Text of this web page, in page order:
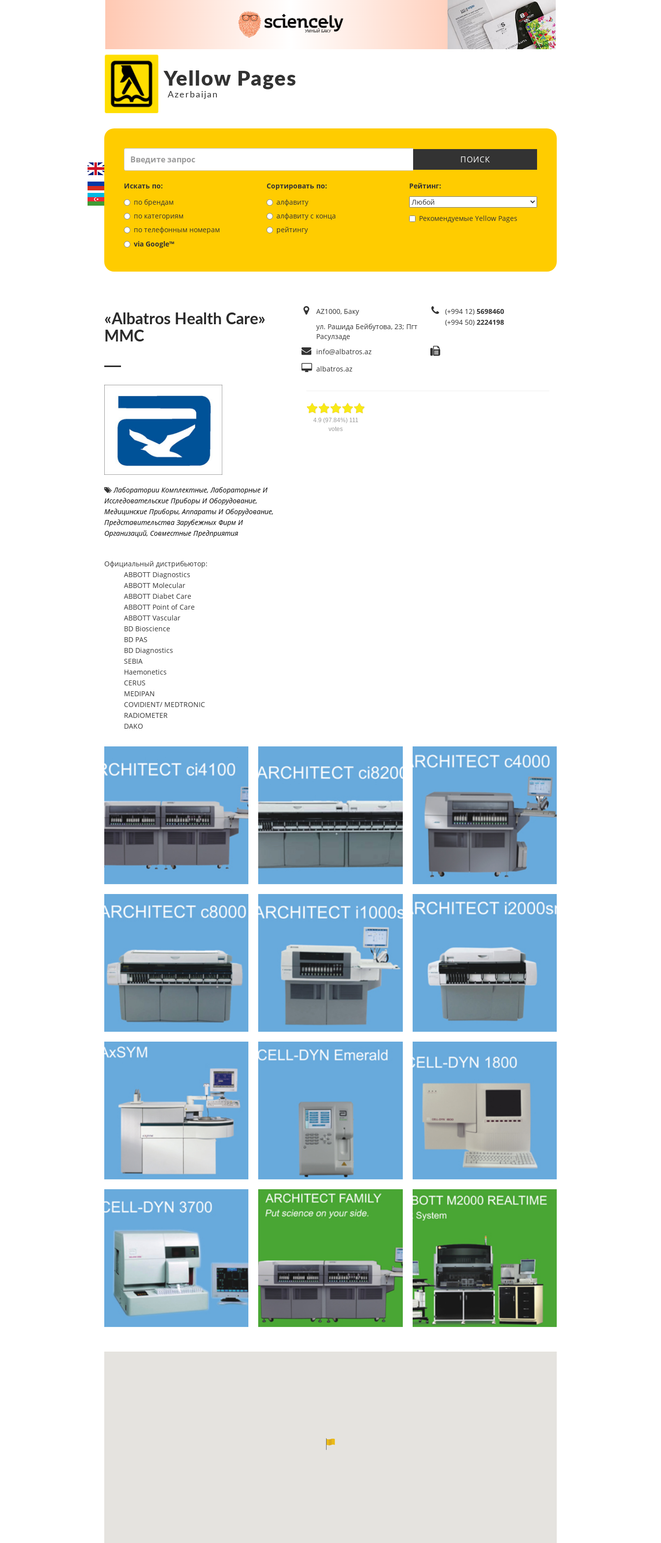
Yellow Pages
Azerbaijan
ПОИСК
Искать по:
по брендам
по категориям
по телефонным номерам
via Google™
Сортировать по:
алфавиту
aлфавиту с конца
рейтингу
Рейтинг:
Рекомендуемые Yellow Pages
«Albatros Health Care»
MMC
Лаборатории Комплектные, Лабораторные И
Исследовательские Приборы И Оборудование,
Медицинские Приборы, Аппараты И Оборудование,
Представительства Зарубежных Фирм И
Организаций, Совместные Предприятия
AZ1000, Баку
ул. Рашида Бейбутова, 23; Пгт
Расулзаде
(+994 12) 5698460
(+994 50) 2224198
info@albatros.az
albatros.az
4.9 (97.84%) 111
votes
Официальный дистрибьютор:
ABBOTT Diagnostics
ABBOTT Molecular
ABBOTT Diabet Care
ABBOTT Point of Care
ABBOTT Vascular
BD Bioscience
BD PAS
BD Diagnostics
SEBIA
Haemonetics
CERUS
MEDIPAN
COVIDIENT/ MEDTRONIC
RADIOMETER
DAKO